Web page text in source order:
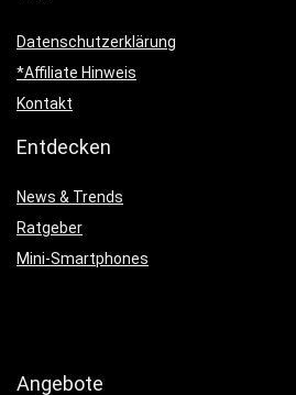
Datenschutzerklärung
*Affiliate Hinweis
Kontakt
Entdecken
News & Trends
Ratgeber
Mini-Smartphones
Angebote